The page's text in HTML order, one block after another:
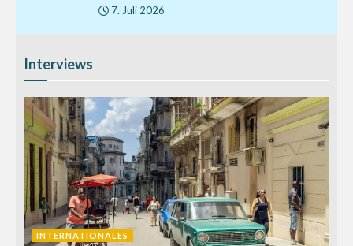
7. Juli 2026
Interviews
INTERNATIONALES